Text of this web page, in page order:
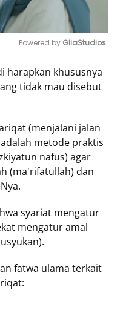
Powered by GliaStudios
harapkan khususnya
tidak mau disebut
(menjalani jalan
metode praktis
nafus) agar
(ma'rifatullah) dan
syariat mengatur
mengatur amal
fatwa ulama terkait